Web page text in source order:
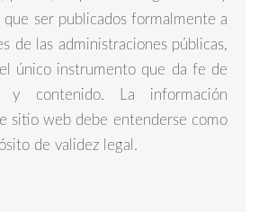
ser publicados formalmente a
de las administraciones públicas,
único instrumento que da fe de
y contenido. La información
sitio web debe entenderse como
de validez legal.